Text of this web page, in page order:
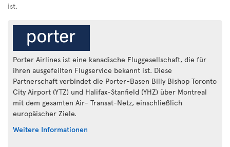
ist.
Porter Airlines ist eine kanadische Fluggesellschaft, die für
ihren ausgefeilten Flugservice bekannt ist. Diese
Partnerschaft verbindet die Porter-Basen Billy Bishop Toronto
City Airport (YTZ) und Halifax-Stanfield (YHZ) über Montreal
mit dem gesamten Air- Transat-Netz, einschließlich
europäischer Ziele.
Weitere Informationen